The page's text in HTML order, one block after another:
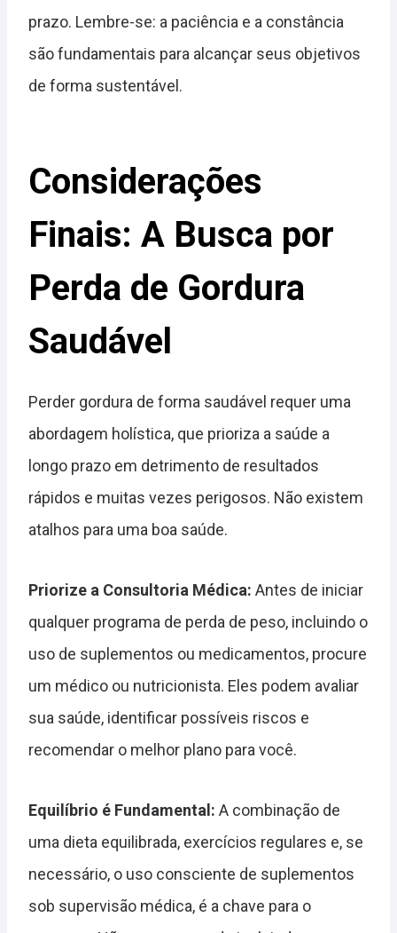
prazo. Lembre-se: a paciência e a constância
são fundamentais para alcançar seus objetivos
de forma sustentável.
Considerações
Finais: A Busca por
Perda de Gordura
Saudável
Perder gordura de forma saudável requer uma
abordagem holística, que prioriza a saúde a
longo prazo em detrimento de resultados
rápidos e muitas vezes perigosos. Não existem
atalhos para uma boa saúde.
Priorize a Consultoria Médica: Antes de iniciar
qualquer programa de perda de peso, incluindo o
uso de suplementos ou medicamentos, procure
um médico ou nutricionista. Eles podem avaliar
sua saúde, identificar possíveis riscos e
recomendar o melhor plano para você.
Equilíbrio é Fundamental: A combinação de
uma dieta equilibrada, exercícios regulares e, se
necessário, o uso consciente de suplementos
sob supervisão médica, é a chave para o